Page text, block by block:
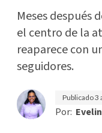
Meses después
el centro de la
reaparece con
seguidores.
Publicado3
Por: